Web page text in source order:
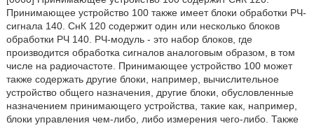
Принимающее устройство 100 также имеет блоки обработки РЧ-
сигнала 140. СнК 120 содержит один или несколько блоков
обработки РЧ 140. РЧ-модуль - это набор блоков, где
производится обработка сигналов аналоговым образом, в том
числе на радиочастоте. Принимающее устройство 100 может
также содержать другие блоки, например, вычислительное
устройство общего назначения, другие блоки, обусловленные
назначением принимающего устройства, такие как, например,
блоки управления чем-либо, либо измерения чего-либо. Также